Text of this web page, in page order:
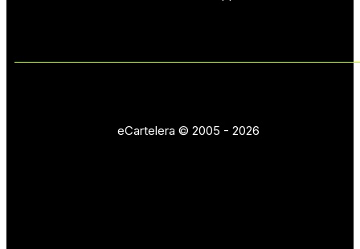
eCartelera © 2005 - 2026